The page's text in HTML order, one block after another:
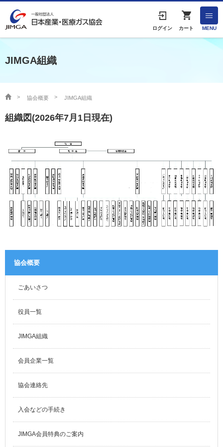
ログイン カート MENU
English
HOME
事業者の方へ
出版物・物品の販売
協会連絡先
産業ガス・医療ガスについて
協会案内
出版物・物品の販売
セミナー・イベント
会報誌・本部活動報告
統計資料
MGR
利用規約
特定商取引法に基づく表記
JIMGA組織
協会概要 JIMGA組織
組織図(2026年7月1日現在)
協会概要
ごあいさつ
役員一覧
JIMGA組織
会員企業一覧
協会連絡先
入会などの手続き
JIMGA会員特典のご案内